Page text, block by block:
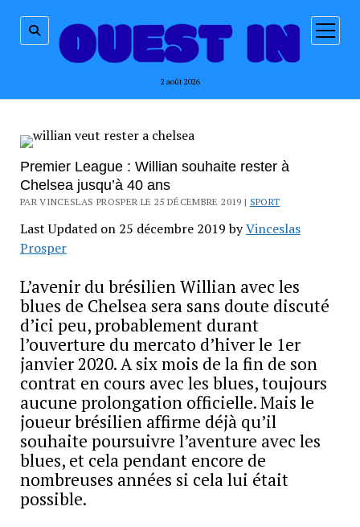
2 août 2026
ouvrir
menu
Premier League : Willian souhaite rester à
Chelsea jusqu’à 40 ans
PAR VINCESLAS PROSPER LE 25 DÉCEMBRE 2019 | SPORT
Last Updated on 25 décembre 2019 byVinceslas
Prosper
L’avenir du brésilien Willian avec les
blues de Chelsea sera sans doute discuté
d’ici peu, probablement durant
l’ouverture du mercato d’hiver le 1er
janvier 2020. A six mois de la fin de son
contrat en cours avec les blues, toujours
aucune prolongation officielle. Mais le
joueur brésilien affirme déjà qu’il
souhaite poursuivre l’aventure avec les
blues, et cela pendant encore de
nombreuses années si cela lui était
possible.